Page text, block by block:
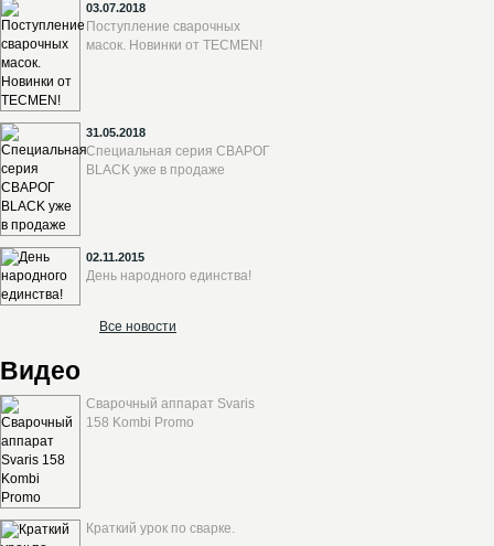
03.07.2018
Поступление сварочных
масок. Новинки от TECMEN!
31.05.2018
Специальная серия СВАРОГ
BLACK уже в продаже
02.11.2015
День народного единства!
Все новости
Видео
Сварочный аппарат Svaris
158 Kombi Promo
Краткий урок по сварке.